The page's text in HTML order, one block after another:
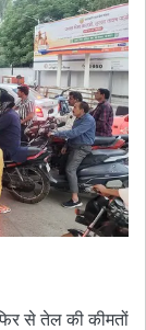
से तेल की कीमतों